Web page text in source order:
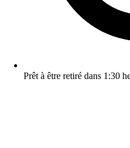
Prêt à être retiré dans 1:30